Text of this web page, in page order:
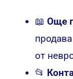
📖 Още
от
📂